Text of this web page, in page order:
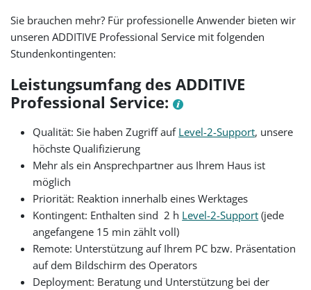
Sie brauchen mehr? Für professionelle Anwender bieten wir
unseren ADDITIVE Professional Service mit folgenden
Stundenkontingenten:
Leistungsumfang des ADDITIVE
Professional Service:
Qualität: Sie haben Zugriff auf Level-2-Support, unsere
höchste Qualifizierung
Mehr als ein Ansprechpartner aus Ihrem Haus ist
möglich
Priorität: Reaktion innerhalb eines Werktages
Kontingent: Enthalten sind 2 h Level-2-Support (jede
angefangene 15 min zählt voll)
Remote: Unterstützung auf Ihrem PC bzw. Präsentation
auf dem Bildschirm des Operators
Deployment: Beratung und Unterstützung bei der